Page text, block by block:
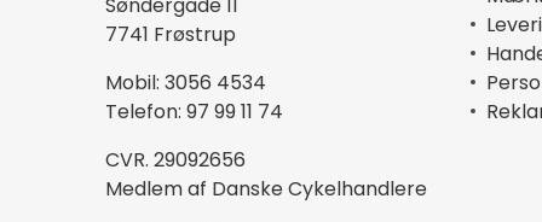
7741 Frøstrup
Mobil: 3056 4534
Telefon: 97 99 11 74
CVR. 29092656
Medlem af Danske Cykelhandlere